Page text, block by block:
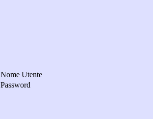
Nome Utente
Password